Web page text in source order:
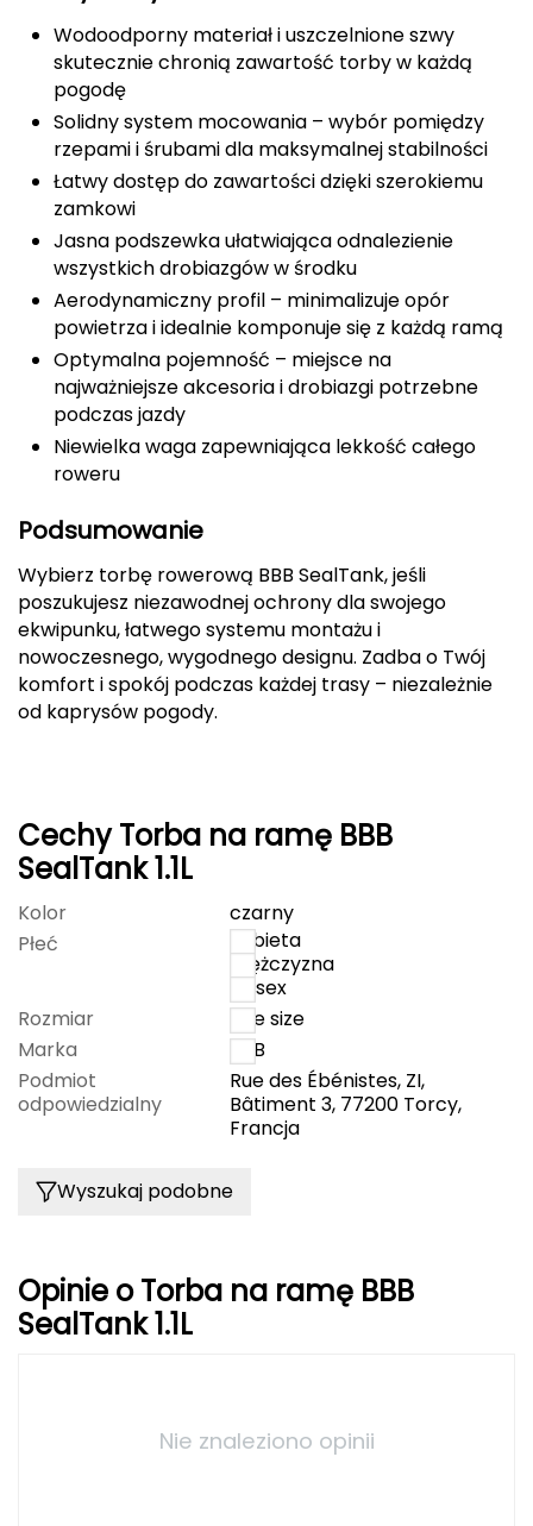
Deuter
Dolomite
EISBAR
ENERO
ENERO CAMP
ENERO PRO
Elmer by Swany
Extremities
F
FASHY
Fjord Nansen
G
GIVOVA
Gear Aid
Giant Dragon
Giro
Grand Trunk
Grivel
Gumbies
Wodoodporny materiał i uszczelnione szwy
skutecznie chronią zawartość torby w każdą
pogodę
Solidny system mocowania – wybór pomiędzy
rzepami i śrubami dla maksymalnej stabilności
Łatwy dostęp do zawartości dzięki szerokiemu
zamkowi
Jasna podszewka ułatwiająca odnalezienie
wszystkich drobiazgów w środku
Aerodynamiczny profil – minimalizuje opór
powietrza i idealnie komponuje się z każdą ramą
Optymalna pojemność – miejsce na
najważniejsze akcesoria i drobiazgi potrzebne
podczas jazdy
Niewielka waga zapewniająca lekkość całego
roweru
Podsumowanie
Wybierz torbę rowerową BBB SealTank, jeśli
poszukujesz niezawodnej ochrony dla swojego
ekwipunku, łatwego systemu montażu i
nowoczesnego, wygodnego designu. Zadba o Twój
komfort i spokój podczas każdej trasy – niezależnie
od kaprysów pogody.
Cechy Torba na ramę BBB
SealTank 1.1L
Kolor
czarny
Płeć
kobieta
mężczyzna
unisex
Rozmiar
one size
Marka
BBB
Podmiot
odpowiedzialny
Rue des Ébénistes, ZI,
Bâtiment 3, 77200 Torcy,
Francja
Wyszukaj podobne
Opinie o Torba na ramę BBB
SealTank 1.1L
Nie znaleziono opinii